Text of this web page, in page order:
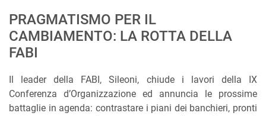
PRAGMATISMO PER IL
CAMBIAMENTO: LA ROTTA DELLA
FABI
Il leader della FABI, Sileoni, chiude i lavori della IX
Conferenza d’Organizzazione ed annuncia le prossime
battaglie in agenda: contrastare i piani dei banchieri, pronti